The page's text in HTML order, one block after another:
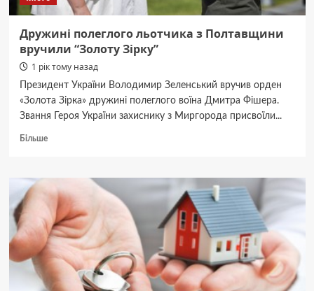
Дружині полеглого льотчика з Полтавщини
вручили “Золоту Зірку”
1 рік тому назад
Президент України Володимир Зеленський вручив орден
«Золота Зірка» дружині полеглого воїна Дмитра Фішера.
Звання Героя України захиснику з Миргорода присвоїли...
БільшеДокладніше
полеглого
льотчика
Полтавщини
вручили
“Золоту
Зірку”